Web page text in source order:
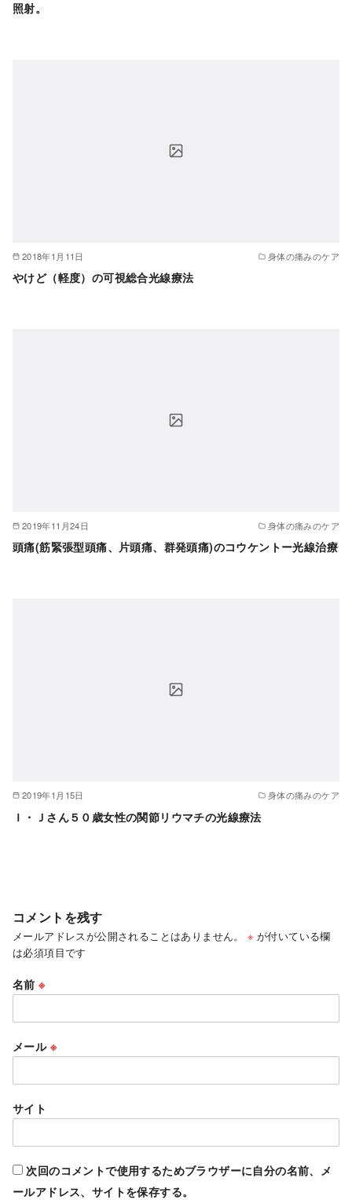
照射。
2018年1月11日 身体の痛みのケア
やけど（軽度）の可視総合光線療法
2019年11月24日 身体の痛みのケア
頭痛(筋緊張型頭痛、片頭痛、群発頭痛)のコウケントー光線治療
2019年1月15日 身体の痛みのケア
Ｉ・Ｊさん５０歳女性の関節リウマチの光線療法
コメントを残す
メールアドレスが公開されることはありません。 ※ が付いている欄
は必須項目です
名前※
メール ※
サイト
次回のコメントで使用するためブラウザーに自分の名前、メ
ールアドレス、サイトを保存する。